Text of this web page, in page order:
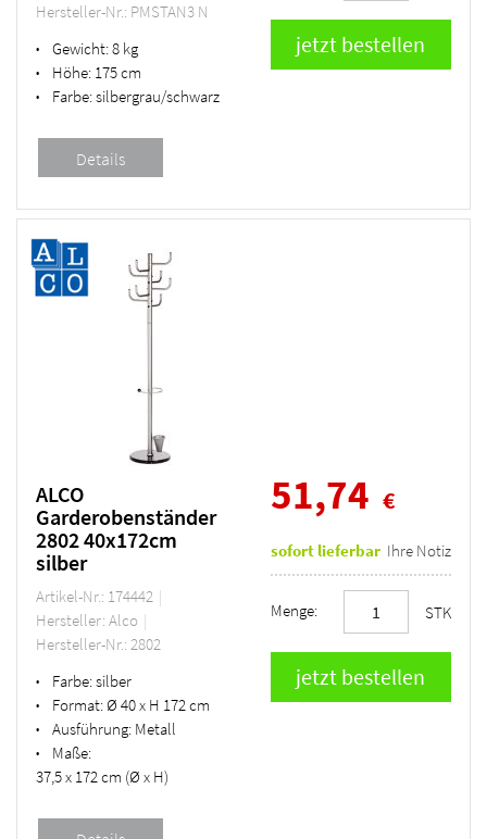
Hersteller-Nr.: PMSTAN3 N
• Gewicht:8 kg
• Höhe: 175 cm
• Farbe:silbergrau/schwarz
ALCO
Garderobenständer
2802 40x172cm
silber
Artikel-Nr.: 174442
Hersteller: Alco
Hersteller-Nr.: 2802
• Farbe:silber
• Format: Ø 40 x H 172 cm
• Ausführung: Metall
•
Maße:
37,5 x 172 cm (Ø x H)
51,74 €
sofort lieferbar Ihre Notiz
Menge: STK